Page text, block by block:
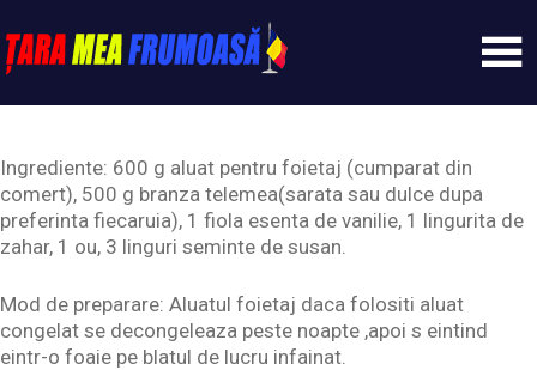
to
content
Tarameafrumoasa
Ingrediente: 600 g aluat pentru foietaj (cumparat din
comert), 500 g branza telemea(sarata sau dulce dupa
preferinta fiecaruia), 1 fiola esenta de vanilie, 1 lingurita de
zahar, 1 ou, 3 linguri seminte de susan.
Mod de preparare: Aluatul foietaj daca folositi aluat
congelat se decongeleaza peste noapte ,apoi s eintind
eintr-o foaie pe blatul de lucru infainat.